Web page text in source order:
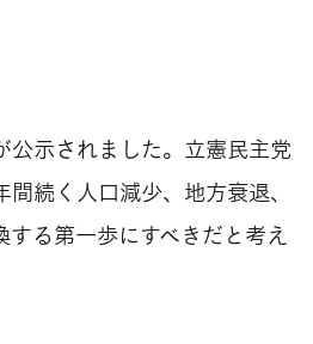
示されました。立憲民主党
続く人口減少、地方衰退、
る第一歩にすべきだと考え